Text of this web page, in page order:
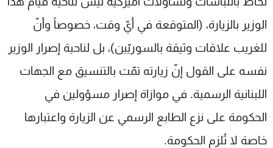
الوزير بالزيارة، (المتوقعة في أيّ وقت، خصوصاً وأنّ
للغريب علاقات وثيقة بالسوريّين)، بل لناحية إصرار الوزير
نفسه على القول إنّ زيارته تمّت بالتنسيق مع الجهات
اللبنانية الرسمية. في موازاة إصرار مسؤولين في
الحكومة على نزع الطابع الرسمي عن الزيارة واعتبارها
خاصة لا تُلزم الحكومة.